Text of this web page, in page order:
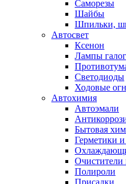
Саморезы
Шайбы
Шпильки,
Автосвет
Ксенон
Лампы
Светодиоды
Ходовые
Автохимия
Автоэмали
Бытовая
Герметики
Полироли
Присадки